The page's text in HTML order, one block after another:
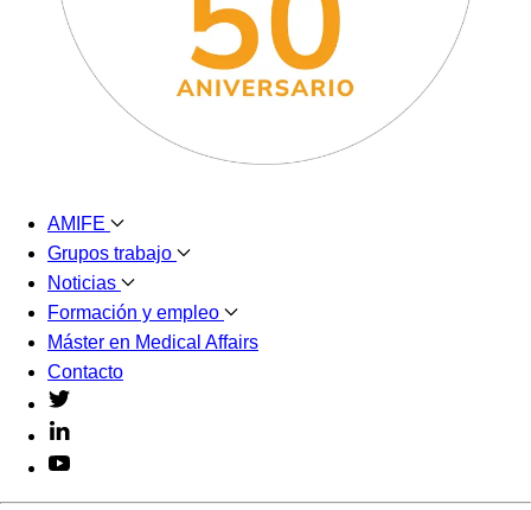
AMIFE
Grupos trabajo
Noticias
Formación y empleo
Máster en Medical Affairs
Contacto